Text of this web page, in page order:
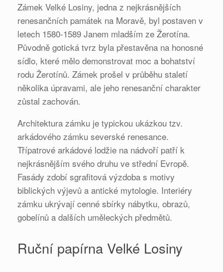
Zámek Velké Losiny, jedna z nejkrásnějších
renesančních památek na Moravě, byl postaven v
letech 1580-1589 Janem mladším ze Žerotína.
Původně gotická tvrz byla přestavěna na honosné
sídlo, které mělo demonstrovat moc a bohatství
rodu Žerotínů. Zámek prošel v průběhu staletí
několika úpravami, ale jeho renesanční charakter
zůstal zachován.
Architektura zámku je typickou ukázkou tzv.
arkádového zámku severské renesance.
Třípatrové arkádové lodžie na nádvoří patří k
nejkrásnějším svého druhu ve střední Evropě.
Fasády zdobí sgrafitová výzdoba s motivy
biblických výjevů a antické mytologie. Interiéry
zámku ukrývají cenné sbírky nábytku, obrazů,
gobelínů a dalších uměleckých předmětů.
Ruční papírna Velké Losiny